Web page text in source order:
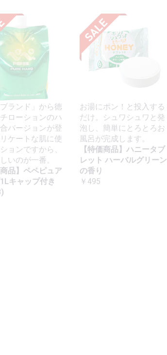
ランド」から徳
ローションのハ
バージョンが登
ケートな肌に使
ョンですから、
いのが一番。
品】ペペピュア
キャップ付き
お湯にポン！と投入する
だけ。シュワシュワと発
泡し、簡単にとろとろお
風呂が完成します。
【特価商品】ハニータブ
レット ハーバルグリーン
の香り
￥495